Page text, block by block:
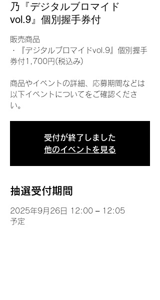
乃『デジタルブロマイド
vol.9』個別握手券付
販売商品
・『デジタルブロマイドvol.9』個別握手
券付1,700円(税込み)
商品やイベントの詳細、応募期間などは
以下イベントについてをご確認くださ
い。
受付が終了しました
他のイベントを見る
抽選受付期間
2025年9月26日 12:00 – 12:05
予定